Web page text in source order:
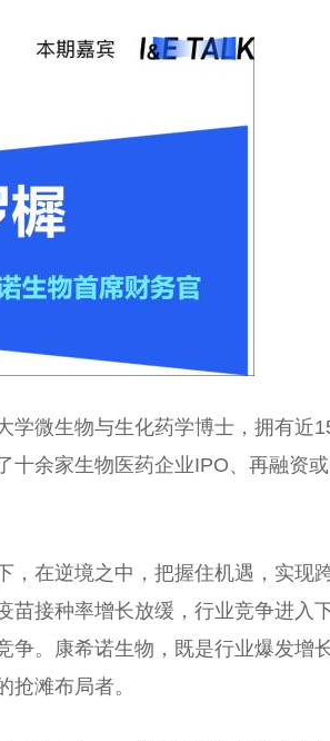
学微生物与生化药学博士，拥有近
十余家生物医药企业IPO、再融资
，在逆境之中，把握住机遇，实现
接种率增长放缓，行业竞争进入
争。康希诺生物，既是行业爆发增
滩布局者。